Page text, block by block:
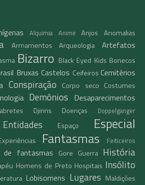
Alquimia Anime Anjos Anomalias
Armamentos Arqueologia Artefatos
Bizarro Black Eyed Kids Bonecos
Bruxas Castelos Ceifeiros Cemitérios
Conspiração Corpo seco Costumes
Demônios Desaparecimentos
Djinns Doenças Doppelganger
Entidades Espaço Especial
Fantasmas Feiticeiros
fantasmas Gore Guerra História
Homens de Preto Hospitais Insólito
Lobisomens Lugares Maldições